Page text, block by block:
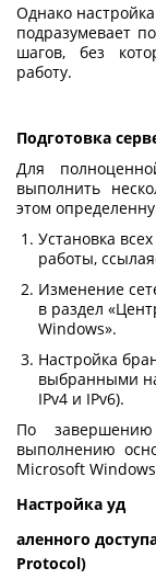
Однако
подразумевает
шагов, без
работу.
Подготовка
Для
выполнить
этом
Установка
работы,
Изменение
в раздел
Windows».
Настройка
выбранными
IPv4 и IPv6).
По
выполнению
Microsoft
Настройка уд
аленного
Protocol)